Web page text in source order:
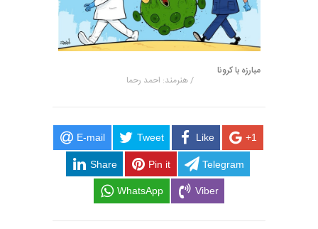
مبارزه با کرونا
/ هنرمند: احمد رحما
E-mail Tweet Like +1
Share Pin it Telegram
WhatsApp Viber